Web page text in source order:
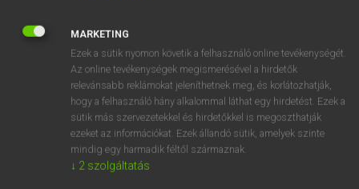
SZOTAR.NET APPLIKÁCIÓ
MICROSOFT OFFICE BŐVÍTMÉNY
BEÉPÜLŐ SZÓTÁRMODUL
ONLINE NYELVVIZSGA
MARKETING
Ezek a sütik nyomon követik a felhasználó online tevékenységét.
Az online tevékenységek megismerésével a hirdetők
relevánsabb reklámokat jeleníthetnek meg, és korlátozhatják,
hogy a felhasználó hány alkalommal láthat egy hirdetést. Ezek a
sütik más szervezetekkel és hirdetőkkel is megoszthatják
ezeket az információkat. Ezek állandó sütik, amelyek szinte
mindig egy harmadik féltől származnak.
↓ 2 szolgáltatás